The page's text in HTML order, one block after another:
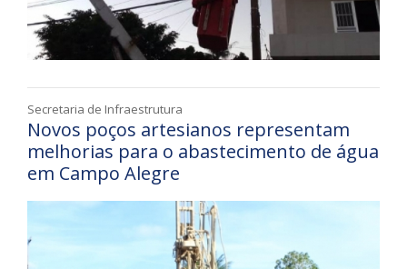
Secretaria de Infraestrutura
Novos poços artesianos representam
melhorias para o abastecimento de água
em Campo Alegre